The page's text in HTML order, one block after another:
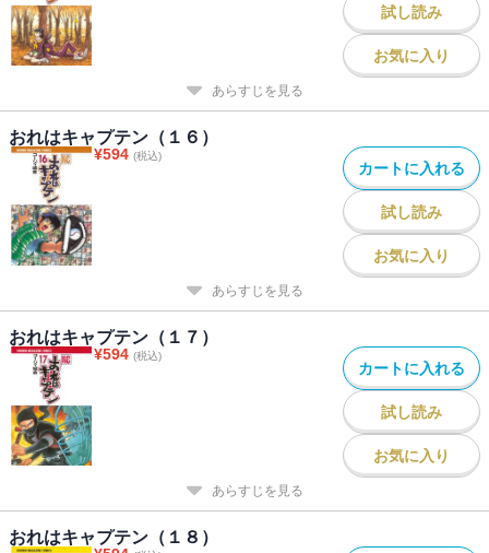
試し読み
お気に入り
あらすじを見る
おれはキャプテン（１６）
¥594 (税込)
カートに入れる
試し読み
お気に入り
あらすじを見る
おれはキャプテン（１７）
¥594 (税込)
カートに入れる
試し読み
お気に入り
あらすじを見る
おれはキャプテン（１８）